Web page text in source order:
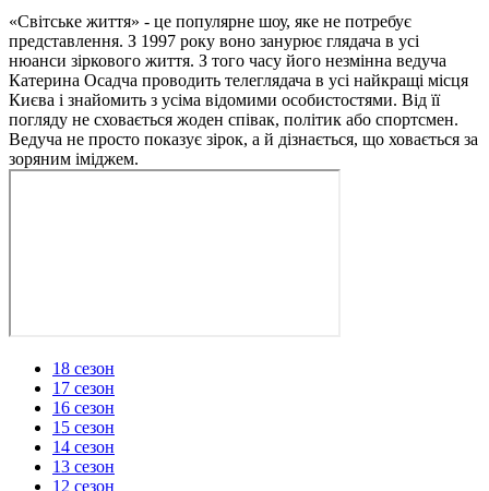
«Світське життя» - це популярне шоу, яке не потребує
представлення. З 1997 року воно занурює глядача в усі
нюанси зіркового життя. З того часу його незмінна ведуча
Катерина Осадча проводить телеглядача в усі найкращі місця
Києва і знайомить з усіма відомими особистостями. Від її
погляду не сховається жоден співак, політик або спортсмен.
Ведуча не просто показує зірок, а й дізнається, що ховається за
зоряним іміджем.
18 сезон
17 сезон
16 сезон
15 сезон
14 сезон
13 сезон
12 сезон